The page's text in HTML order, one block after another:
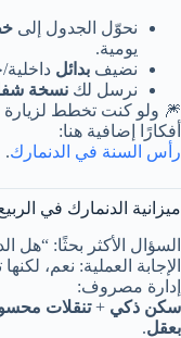
نحوّل الجدول إلى
يومية.
نضيف بدائل
نرسل لك نسخة
🎆 ولو كنت تخطط لزيارة
أفكارًا إضافية هنا:
رأس السنة في الدنمارك.
ميزانية الدنمارك في
السؤال الأكثر بحثًا: “هل
الإجابة العملية: نعم،
إدارة مصروف:
سكن ذكي +تنقلات
بعقل.